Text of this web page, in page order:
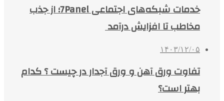
خدمات شبکه‌های اجتماعی 7Panel؛ از جذب
مخاطب تا افزایش درآمد
۱۴۰۳/۱۲/۰۵
تفاوت ورق آهن و ورق آجدار در چیست ؟ کدام
بهتر است؟